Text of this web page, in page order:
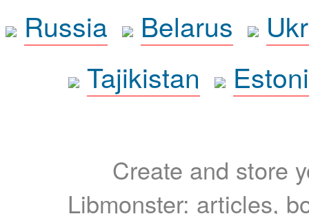
Russia
Belarus
Tajikistan
Create and store
Libmonster: articles,